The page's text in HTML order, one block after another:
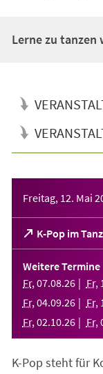
Lerne zu tanzen
Freitag, 12. Mai
K-Pop im
(Öffnet
in
einem
neuen
Tab)
Weitere Termine
Fr, 07.08.26 Fr,
Fr, 04.09.26 Fr,
Fr, 02.10.26 Fr,
K-Pop steht für